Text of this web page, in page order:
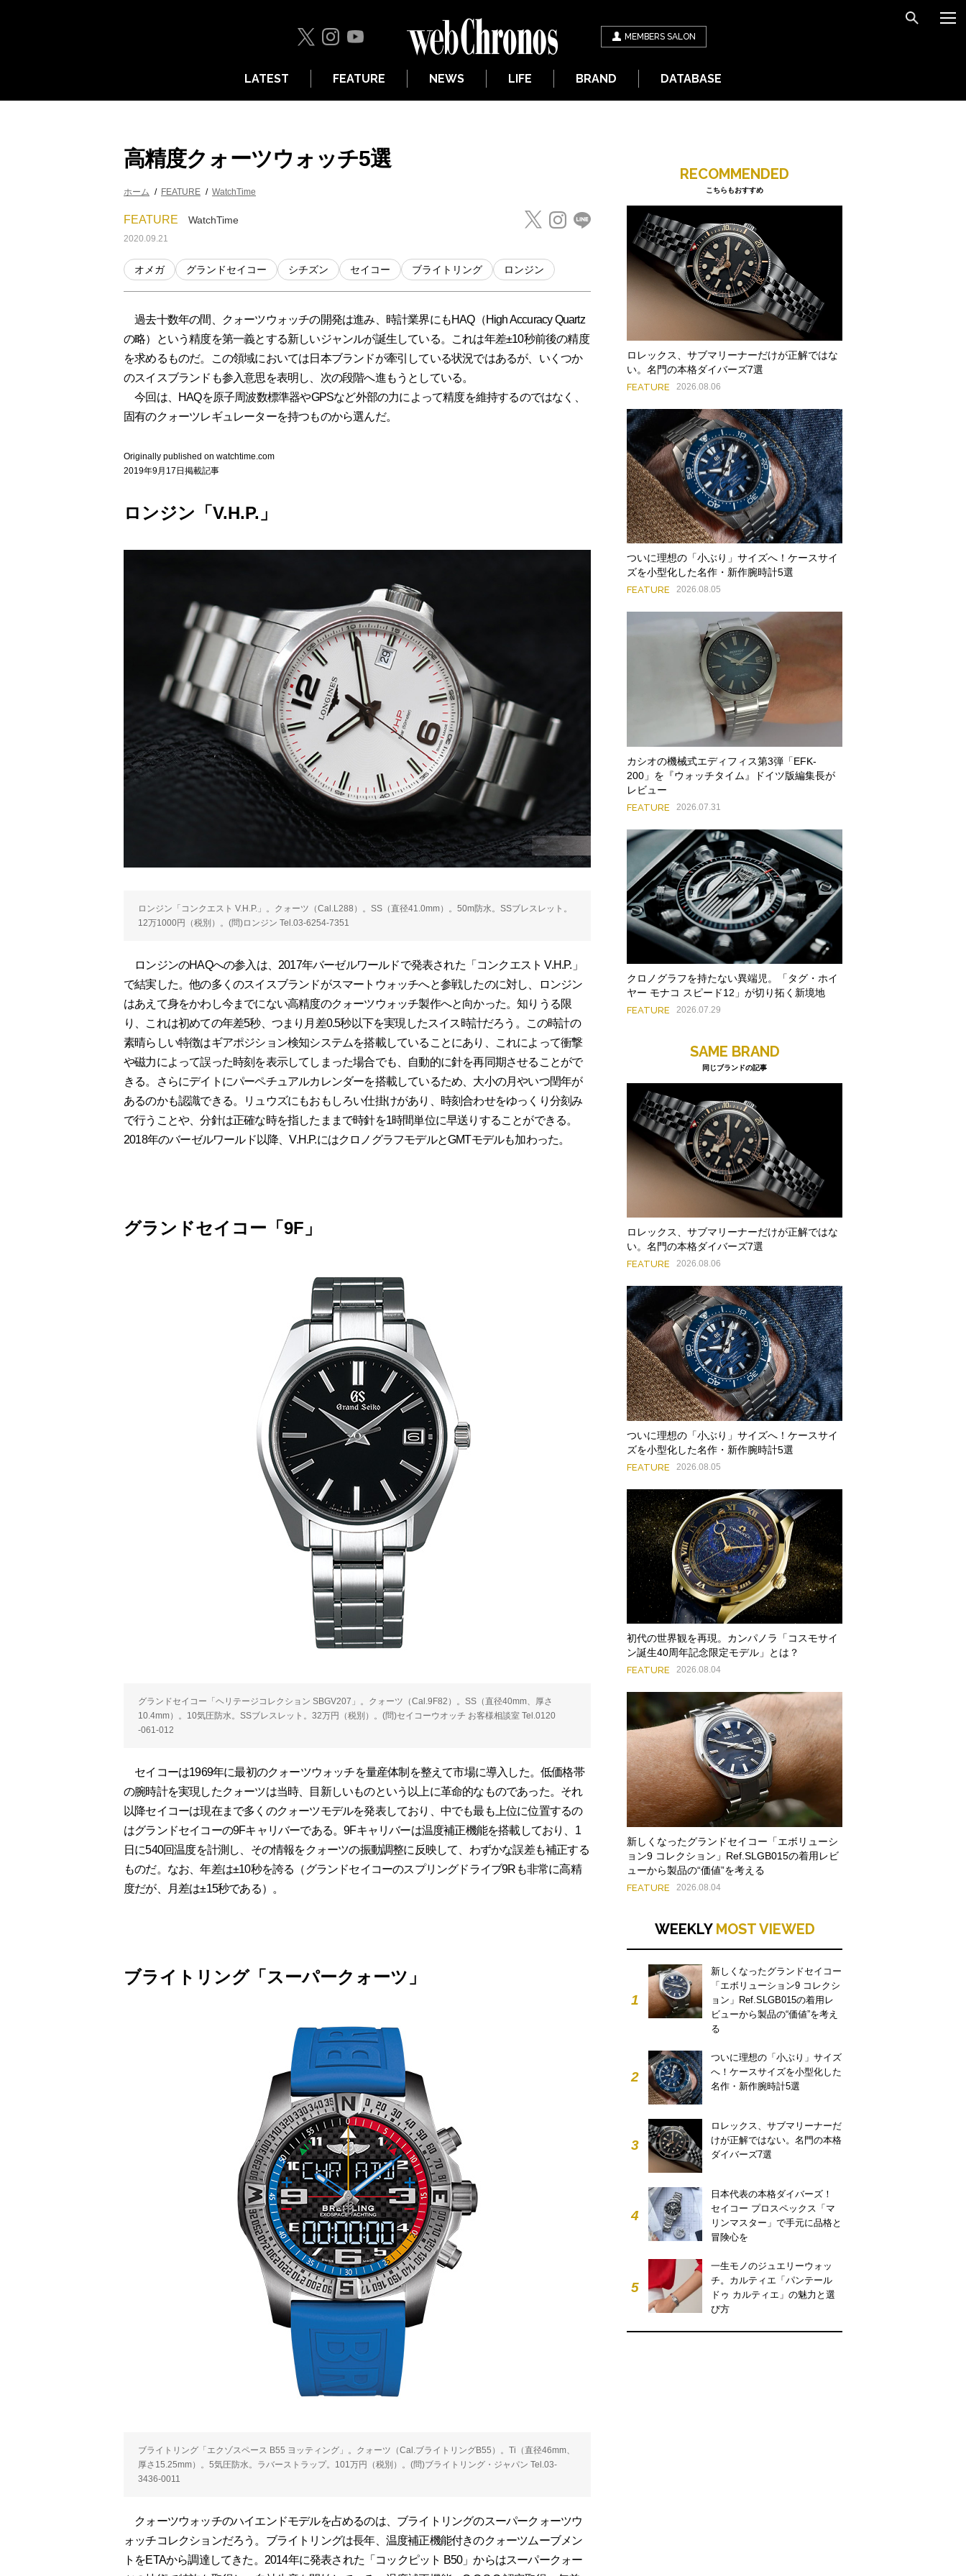
MEMBERS SALON
LATEST FEATURE NEWS LIFE BRAND DATABASE
高精度クォーツウォッチ5選
ホーム FEATURE WatchTime
FEATURE WatchTime
2020.09.21
オメガ グランドセイコー シチズン セイコー ブライトリング ロンジン
過去十数年の間、クォーツウォッチの開発は進み、時計業界にもHAQ（High Accuracy Quartz
の略）という精度を第一義とする新しいジャンルが誕生している。これは年差±10秒前後の精度
を求めるものだ。この領域においては日本ブランドが牽引している状況ではあるが、いくつか
のスイスブランドも参入意思を表明し、次の段階へ進もうとしている。
今回は、HAQを原子周波数標準器やGPSなど外部の力によって精度を維持するのではなく、
固有のクォーツレギュレーターを持つものから選んだ。
Originally published on watchtime.com
2019年9月17日掲載記事
ロンジン「V.H.P.」
ロンジン「コンクエスト V.H.P.」。クォーツ（Cal.L288）。SS（直径41.0mm）。50m防水。SSブレスレット。
12万1000円（税別）。(問)ロンジン Tel.03-6254-7351
ロンジンのHAQへの参入は、2017年バーゼルワールドで発表された「コンクエスト V.H.P.」
で結実した。他の多くのスイスブランドがスマートウォッチへと参戦したのに対し、ロンジン
はあえて身をかわし今までにない高精度のクォーツウォッチ製作へと向かった。知りうる限
り、これは初めての年差5秒、つまり月差0.5秒以下を実現したスイス時計だろう。この時計の
素晴らしい特徴はギアポジション検知システムを搭載していることにあり、これによって衝撃
や磁力によって誤った時刻を表示してしまった場合でも、自動的に針を再同期させることがで
きる。さらにデイトにパーペチュアルカレンダーを搭載しているため、大小の月やいつ閏年が
あるのかも認識できる。リュウズにもおもしろい仕掛けがあり、時刻合わせをゆっくり分刻み
で行うことや、分針は正確な時を指したままで時針を1時間単位に早送りすることができる。
2018年のバーゼルワールド以降、V.H.P.にはクロノグラフモデルとGMTモデルも加わった。
グランドセイコー「9F」
グランドセイコー「ヘリテージコレクション SBGV207」。クォーツ（Cal.9F82）。SS（直径40mm、厚さ
10.4mm）。10気圧防水。SSブレスレット。32万円（税別）。(問)セイコーウオッチ お客様相談室 Tel.0120
-061-012
セイコーは1969年に最初のクォーツウォッチを量産体制を整えて市場に導入した。低価格帯
の腕時計を実現したクォーツは当時、目新しいものという以上に革命的なものであった。それ
以降セイコーは現在まで多くのクォーツモデルを発表しており、中でも最も上位に位置するの
はグランドセイコーの9Fキャリバーである。9Fキャリバーは温度補正機能を搭載しており、1
日に540回温度を計測し、その情報をクォーツの振動調整に反映して、わずかな誤差も補正する
ものだ。なお、年差は±10秒を誇る（グランドセイコーのスプリングドライブ9Rも非常に高精
度だが、月差は±15秒である）。
ブライトリング「スーパークォーツ」
ブライトリング「エクゾスペース B55 ヨッティング」。クォーツ（Cal.ブライトリングB55）。Ti（直径46mm、
厚さ15.25mm）。5気圧防水。ラバーストラップ。101万円（税別）。(問)ブライトリング・ジャパン Tel.03-
3436-0011
クォーツウォッチのハイエンドモデルを占めるのは、ブライトリングのスーパークォーツウ
ォッチコレクションだろう。ブライトリングは長年、温度補正機能付きのクォーツムーブメン
トをETAから調達してきた。2014年に発表された「コックピット B50」からはスーパークォー
RECOMMENDED
こちらもおすすめ
ロレックス、サブマリーナーだけが正解ではな
い。名門の本格ダイバーズ7選
FEATURE 2026.08.06
ついに理想の「小ぶり」サイズへ！ケースサイ
ズを小型化した名作・新作腕時計5選
FEATURE 2026.08.05
カシオの機械式エディフィス第3弾「EFK-
200」を『ウォッチタイム』ドイツ版編集長が
レビュー
FEATURE 2026.07.31
クロノグラフを持たない異端児。「タグ・ホイ
ヤー モナコ スピード12」が切り拓く新境地
FEATURE 2026.07.29
SAME BRAND
同じブランドの記事
ロレックス、サブマリーナーだけが正解ではな
い。名門の本格ダイバーズ7選
FEATURE 2026.08.06
ついに理想の「小ぶり」サイズへ！ケースサイ
ズを小型化した名作・新作腕時計5選
FEATURE 2026.08.05
初代の世界観を再現。カンパノラ「コスモサイ
ン誕生40周年記念限定モデル」とは？
FEATURE 2026.08.04
新しくなったグランドセイコー「エボリューシ
ョン9 コレクション」Ref.SLGB015の着用レビ
ューから製品の“価値”を考える
FEATURE 2026.08.04
WEEKLY MOST VIEWED
1
新しくなったグランドセイコー
「エボリューション9 コレクシ
ョン」Ref.SLGB015の着用レ
ビューから製品の“価値”を考え
る
2
ついに理想の「小ぶり」サイズ
へ！ケースサイズを小型化した
名作・新作腕時計5選
3
ロレックス、サブマリーナーだ
けが正解ではない。名門の本格
ダイバーズ7選
4
日本代表の本格ダイバーズ！
セイコー プロスペックス「マ
リンマスター」で手元に品格と
冒険心を
5
一生モノのジュエリーウォッ
チ。カルティエ「パンテール
ドゥ カルティエ」の魅力と選
び方